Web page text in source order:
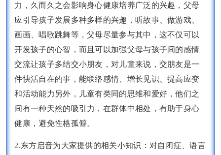
力，久而久之会影响身心健康培养广泛的兴趣，父母
应引导孩子发展多种多样的兴趣，听故事、做游戏、
画画、唱歌跳舞等，父母尽量参与其中，这不仅可以
开发孩子的心智，而且可以加强父母与孩子间的感情
交流让孩子多结交小朋友，对儿童来说，交朋友是一
件快活自在的事，能联络感情、增长见识、提高应变
和活动能力另外，儿童有类同的思维和爱好，他们之
间有一种天然的吸引力，在群体中相处，有助于身心
健康，避免性格孤僻。
2.东方启音为大家提供的相关小知识：对自闭症、语言